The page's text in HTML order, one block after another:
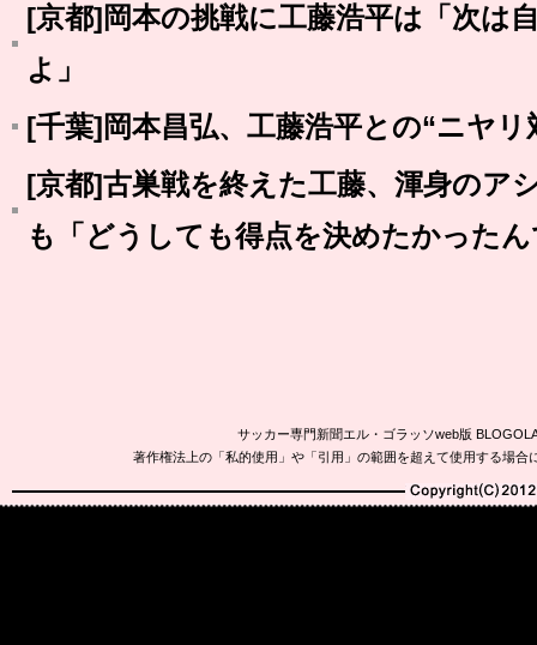
[京都]岡本の挑戦に工藤浩平は「次は
よ」
[千葉]岡本昌弘、工藤浩平との“ニヤ
[京都]古巣戦を終えた工藤、渾身のア
も「どうしても得点を決めたかった
サッカー専門新聞エル・ゴラッソweb版
著作権法上の「私的使用」や「引用」の範囲を超えて使用する場
Copyright(C)2010-